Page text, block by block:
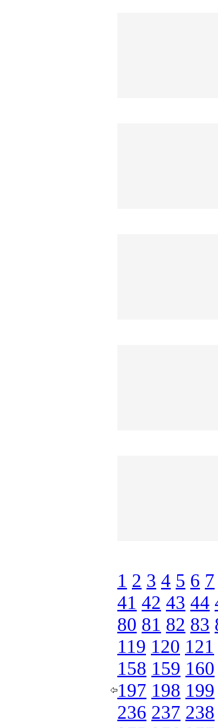
1 2 3 4 5 6 7
41 42 43 44
80 81 82 83
119 120 121
158 159 160
197 198 199
236 237 238